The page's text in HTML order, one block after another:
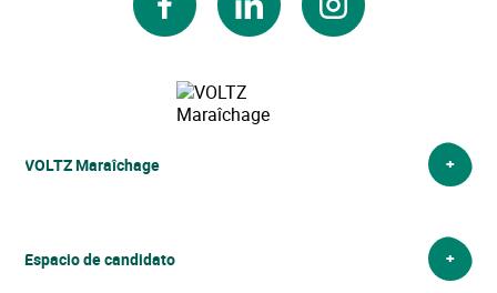
facebooklinkedin instagram
VOLTZ Maraîchage
Espacio de candidato